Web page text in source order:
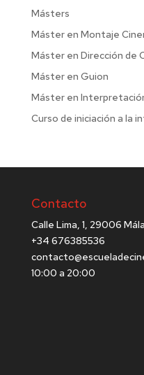
Másters
Máster en Montaje
Máster en Dirección de
Máster en Guion
Máster en
Curso de iniciación a la
Contacto
Calle Lima, 1, 29006
+34 676385536
10:00 a 20:00